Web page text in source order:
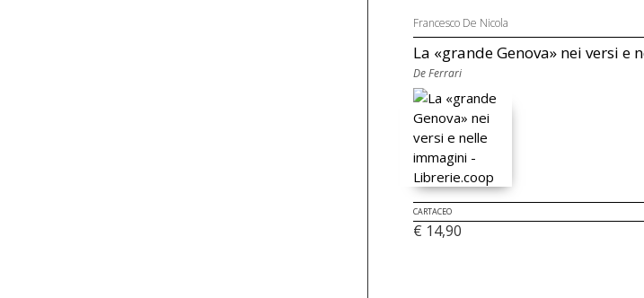
Francesco De Nicola
La «grande Genova» nei versi e
De Ferrari
CARTACEO
€ 14,90